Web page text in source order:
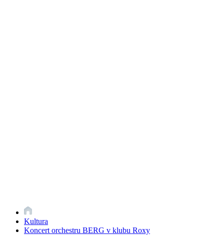
Kultura
Koncert orchestru BERG v klubu Roxy